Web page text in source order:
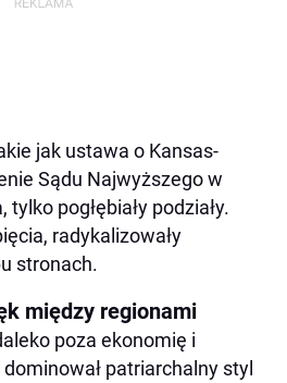
jak ustawa o Kansas-
Sądu Najwyższego w
pogłębiały podziały.
radykalizowały
stronach.
między regionami
poza ekonomię i
patriarchalny styl